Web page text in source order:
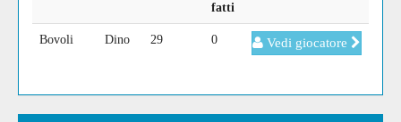
fatti
Bovoli Dino 29 0 Vedi giocatore